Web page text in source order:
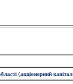
(акціонерний